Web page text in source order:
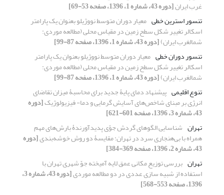
غرب ایران[دوره 43، شماره 1، 1396، صفحه 53-69]
تنسور استرین خطی معیار دوران متوسط نووژیلو بعنوان یک پارامتر
اسکالر تغییر شکل سطح زمین در مقیاس محلی (مطالعه موردی:
شمالغرب ایران)[دوره 43، شماره 1، 1396، صفحه 87-99]
تنسور دوران خطی معیار دوران متوسط نووژیلو بعنوان یک پارامتر
اسکالر تغییر شکل سطح زمین در مقیاس محلی (مطالعه موردی:
شمالغرب ایران)[دوره 43، شماره 1، 1396، صفحه 87-99]
تنوع اقلیمی پیشنهاد دمای پایۀ جدید برای محاسبۀ میزان تقاضای
انرژی بر مبنای شاخص‌های آسایش گرمایی و دما- فیزیولوژیک[دوره
43، شماره 3، 1396، صفحه 601-621]
تهران شناسایی الگوهای گردش جوّی پدیدآورندۀ بارش‌های مهم
همراه با بی‌هنجاری سرد در تهران: مقایسۀ دو روش خوشه‌بندی[دوره
43، شماره 2، 1396، صفحه 369-384]
تهران بررسی توزیع مکانی عمق لایه آمیخته جوّ شهری تهران با
استفاده از شبیه سازی عددی در دو مطالعه موردی [دوره 43، شماره 3،
1396، صفحه 553-568]